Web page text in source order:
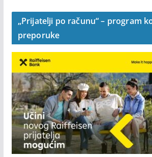
„Prijatelji po računu“ – program
preporuke